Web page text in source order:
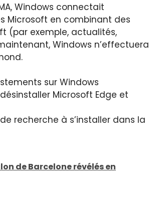
Windows connectait
Microsoft en combinant des
(par exemple, actualités,
Windows n’effectuera
sur Windows
Microsoft Edge et
recherche à s’installer dans la
de Barcelone révélés en